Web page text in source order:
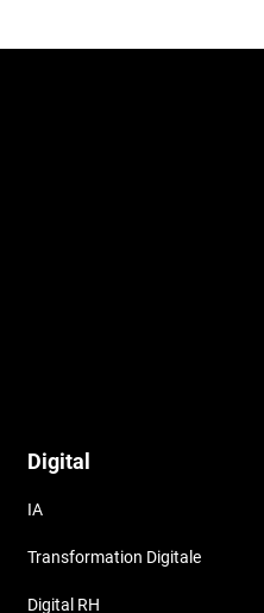
Digital
IA
Transformation Digitale
Digital RH